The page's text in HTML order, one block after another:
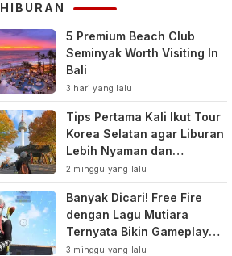
HIBURAN
5 Premium Beach Club
Seminyak Worth Visiting In
Bali
3 hari yang lalu
Tips Pertama Kali Ikut Tour
Korea Selatan agar Liburan
Lebih Nyaman dan
Berkesan
2 minggu yang lalu
Banyak Dicari! Free Fire
dengan Lagu Mutiara
Ternyata Bikin Gameplay
Makin Keren
3 minggu yang lalu